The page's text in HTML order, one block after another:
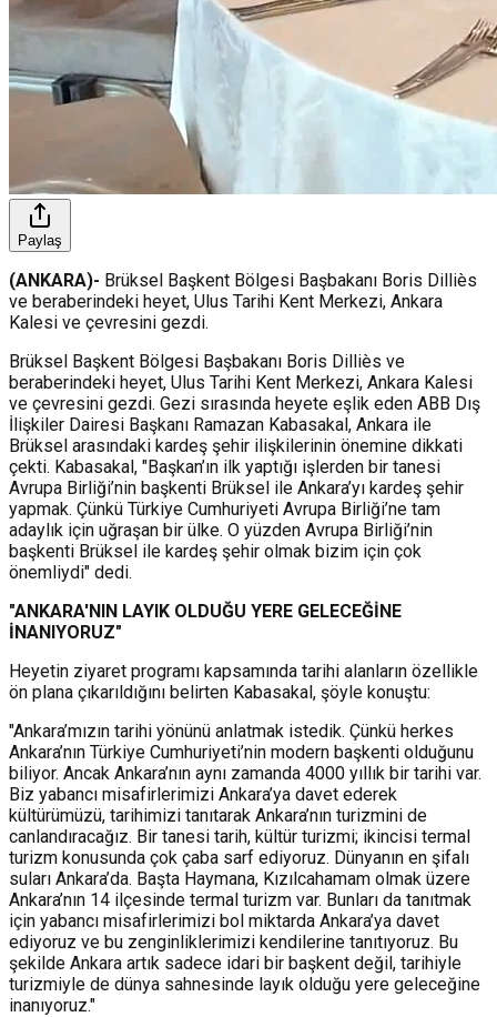
Paylaş
(ANKARA)- Brüksel Başkent Bölgesi Başbakanı Boris Dilliès
ve beraberindeki heyet, Ulus Tarihi Kent Merkezi, Ankara
Kalesi ve çevresini gezdi.
Brüksel Başkent Bölgesi Başbakanı Boris Dilliès ve
beraberindeki heyet, Ulus Tarihi Kent Merkezi, Ankara Kalesi
ve çevresini gezdi. Gezi sırasında heyete eşlik eden ABB Dış
İlişkiler Dairesi Başkanı Ramazan Kabasakal, Ankara ile
Brüksel arasındaki kardeş şehir ilişkilerinin önemine dikkati
çekti. Kabasakal, "Başkan’ın ilk yaptığı işlerden bir tanesi
Avrupa Birliği’nin başkenti Brüksel ile Ankara’yı kardeş şehir
yapmak. Çünkü Türkiye Cumhuriyeti Avrupa Birliği’ne tam
adaylık için uğraşan bir ülke. O yüzden Avrupa Birliği’nin
başkenti Brüksel ile kardeş şehir olmak bizim için çok
önemliydi" dedi.
"ANKARA'NIN LAYIK OLDUĞU YERE GELECEĞİNE
İNANIYORUZ"
Heyetin ziyaret programı kapsamında tarihi alanların özellikle
ön plana çıkarıldığını belirten Kabasakal, şöyle konuştu:
"Ankara’mızın tarihi yönünü anlatmak istedik. Çünkü herkes
Ankara’nın Türkiye Cumhuriyeti’nin modern başkenti olduğunu
biliyor. Ancak Ankara’nın aynı zamanda 4000 yıllık bir tarihi var.
Biz yabancı misafirlerimizi Ankara’ya davet ederek
kültürümüzü, tarihimizi tanıtarak Ankara’nın turizmini de
canlandıracağız. Bir tanesi tarih, kültür turizmi; ikincisi termal
turizm konusunda çok çaba sarf ediyoruz. Dünyanın en şifalı
suları Ankara’da. Başta Haymana, Kızılcahamam olmak üzere
Ankara’nın 14 ilçesinde termal turizm var. Bunları da tanıtmak
için yabancı misafirlerimizi bol miktarda Ankara’ya davet
ediyoruz ve bu zenginliklerimizi kendilerine tanıtıyoruz. Bu
şekilde Ankara artık sadece idari bir başkent değil, tarihiyle
turizmiyle de dünya sahnesinde layık olduğu yere geleceğine
inanıyoruz."